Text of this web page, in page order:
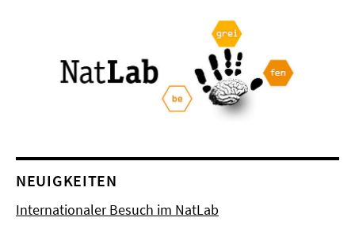
NEUIGKEITEN
Internationaler Besuch im NatLab